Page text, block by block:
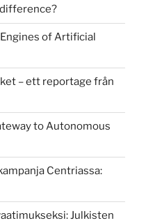
of Artificial
– ett reportage från
to Autonomous
Centriassa:
Julkisten